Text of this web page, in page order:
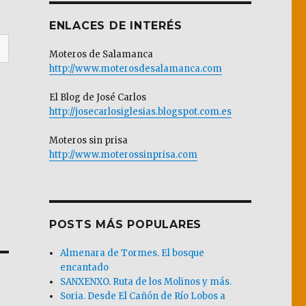
ENLACES DE INTERÉS
Moteros de Salamanca
http://www.moterosdesalamanca.com
El Blog de José Carlos
http://josecarlosiglesias.blogspot.com.es
Moteros sin prisa
http://www.moterossinprisa.com
POSTS MÁS POPULARES
Almenara de Tormes. El bosque
encantado
SANXENXO. Ruta de los Molinos y más.
Soria. Desde El Cañón de Río Lobos a